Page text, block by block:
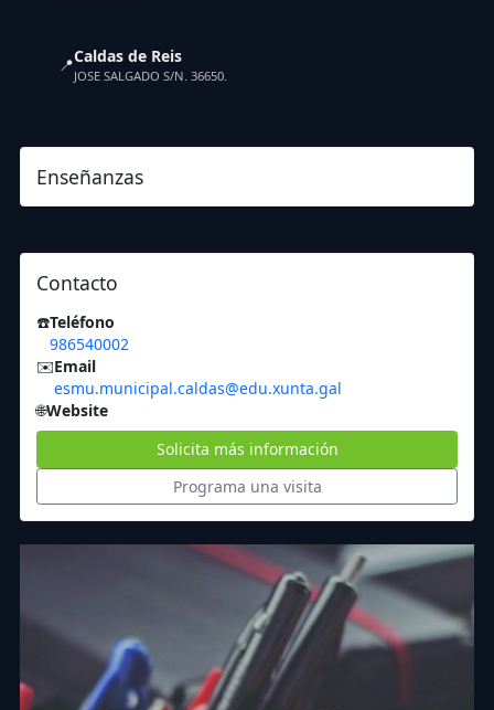
📍Caldas de Reis
JOSE SALGADO S/N. 36650.
Enseñanzas
Contacto
☎️Teléfono
986540002
✉️Email
esmu.municipal.caldas@edu.xunta.gal
🌐Website
Solicita más información
Programa una visita